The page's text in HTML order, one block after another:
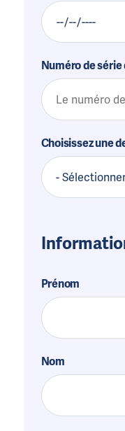
Numéro de série
Choisissez une
Nom
et
prénom
Prénom
Nom